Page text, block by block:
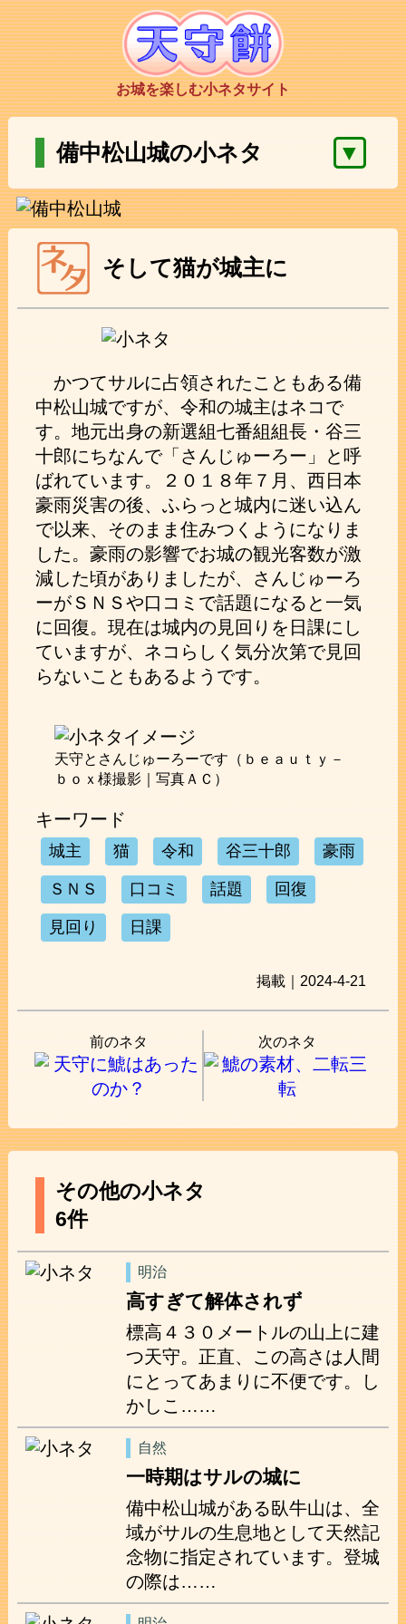
お城を楽しむ小ネタサイト
備中松山城の小ネタ ▼
そして猫が城主に
かつてサルに占領されたこともある備
中松山城ですが、令和の城主はネコで
す。地元出身の新選組七番組組長・谷三
十郎にちなんで「さんじゅーろー」と呼
ばれています。２０１８年７月、西日本
豪雨災害の後、ふらっと城内に迷い込ん
で以来、そのまま住みつくようになりま
した。豪雨の影響でお城の観光客数が激
減した頃がありましたが、さんじゅーろ
ーがＳＮＳや口コミで話題になると一気
に回復。現在は城内の見回りを日課にし
ていますが、ネコらしく気分次第で見回
らないこともあるようです。
天守とさんじゅーろーです（ｂｅａｕｔｙ－
ｂｏｘ様撮影｜写真ＡＣ）
キーワード
城主 猫 令和 谷三十郎 豪雨
ＳＮＳ 口コミ 話題 回復
見回り 日課
掲載｜2024-4-21
前のネタ 次のネタ
その他の小ネタ
6件
明治
高すぎて解体されず
標高４３０メートルの山上に建
つ天守。正直、この高さは人間
にとってあまりに不便です。し
かしこ……
自然
一時期はサルの城に
備中松山城がある臥牛山は、全
域がサルの生息地として天然記
念物に指定されています。登城
の際は……